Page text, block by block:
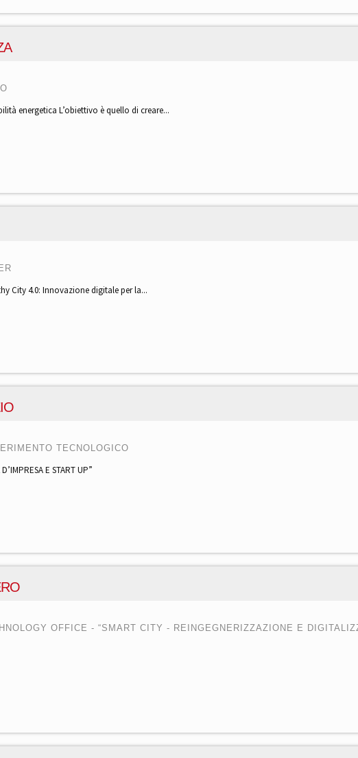
energetica L’obiettivo è quello di creare...
City 4.0: Innovazione digitale per la...
TECNOLOGICO
E START UP”
OFFICE - “SMART CITY - REINGEGNERIZZAZIONE E